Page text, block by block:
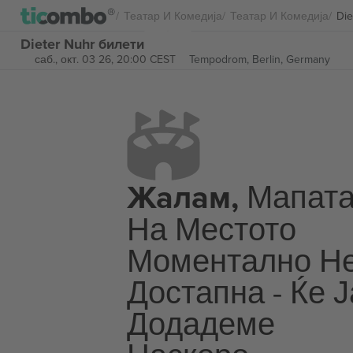
Театар И Комедија Театар И Комедија
Dieter Nuhr билети
саб., окт. 03 26, 20:00 CEST Tempodrom, Berlin, Germany
Жалам,
На Местото
Моментално
Достапна - Ќе
Додадеме